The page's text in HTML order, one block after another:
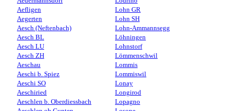
Aefligen
Aegerten
Aesch (Neftenbach)
Aesch BL
Aesch LU
Aesch ZH
Aeschau
Aeschi b. Spiez
Aeschi SO
Aeschiried
Aeschlen b. Oberdiessbach
Lohn GR
Lohn SH
Lohn-Ammannsegg
Löhningen
Lohnstorf
Lömmenschwil
Lommis
Lommiswil
Lonay
Longirod
Lopagno